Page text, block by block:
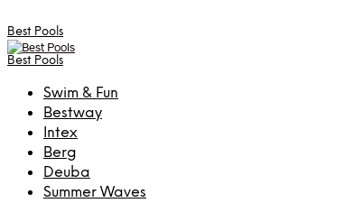
Best Pools
Best Pools
Swim & Fun
Bestway
Intex
Berg
Deuba
Summer Waves